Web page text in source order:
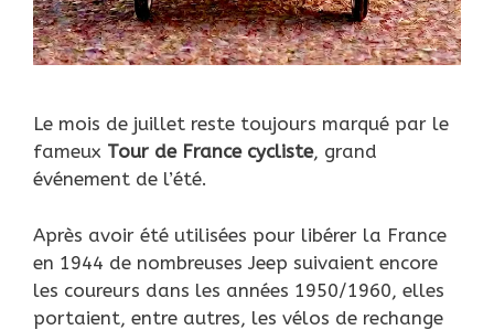
Le mois de juillet reste toujours marqué par le
fameux Tour de France cycliste, grand
événement de l’été.
Après avoir été utilisées pour libérer la France
en 1944 de nombreuses Jeep suivaient encore
les coureurs dans les années 1950/1960, elles
portaient, entre autres, les vélos de rechange